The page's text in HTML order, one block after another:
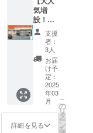
宝石・
鉱物は
実物の
ため、
同じ種
類の
カード
でもそ
れぞれ
異なり
ます。
版画
は、
GENKI
LABO
クラウ
ドファ
ンディ
ングの
みの販
売とな
りま
す。 限
定100枚
です
室で
す。 日
時：
2025年
2月9日
(日)
10:00~
6時間程
度を予
ちらの
リター
ンは新
サファ
イア、
エメラ
ルドな
ど… コ
レク
ション
ケース
付きで
そのま
ま飾れ
ます。
注目は
気増
設！金
の玉】
激レア
元素入
り50
種 錬
金術Ver
限定5種
のみ
だった
元素標
本です
支援
者：
3人
お届
け予
定：
2025
年03
月
詳細を見る
こ
の
リ
タ
ー
ン
を